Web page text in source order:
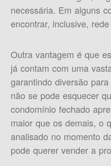
necessária. Em alguns
encontrar, inclusive,
Outra vantagem é que
já contam com uma
garantindo diversão
não se pode esquecer
condomínio fechado
maior que os demais, o
analisado no momento
pode querer vender a